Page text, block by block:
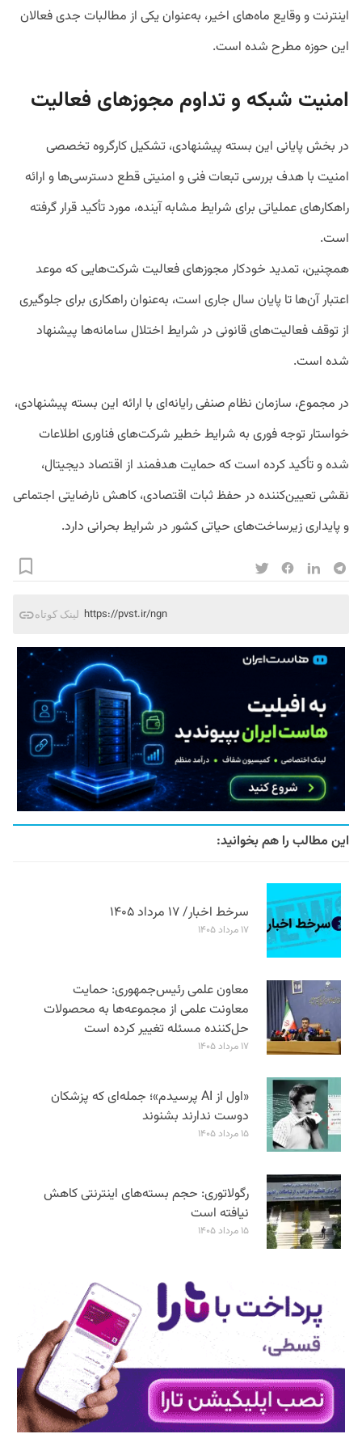
اینترنت و وقایع ماه‌های اخیر، به‌عنوان یکی از مطالبات جدی فعالان
این حوزه مطرح شده است.
امنیت شبکه و تداوم مجوزهای فعالیت
در بخش پایانی این بسته پیشنهادی، تشکیل کارگروه تخصصی
امنیت با هدف بررسی تبعات فنی و امنیتی قطع دسترسی‌ها و ارائه
راهکارهای عملیاتی برای شرایط مشابه آینده، مورد تأکید قرار گرفته
است.
همچنین، تمدید خودکار مجوزهای فعالیت شرکت‌هایی که موعد
اعتبار آن‌ها تا پایان سال جاری است، به‌عنوان راهکاری برای جلوگیری
از توقف فعالیت‌های قانونی در شرایط اختلال سامانه‌ها پیشنهاد
شده است.
در مجموع، سازمان نظام صنفی رایانه‌ای با ارائه این بسته پیشنهادی،
خواستار توجه فوری به شرایط خطیر شرکت‌های فناوری اطلاعات
شده و تأکید کرده است که حمایت هدفمند از اقتصاد دیجیتال،
نقشی تعیین‌کننده در حفظ ثبات اقتصادی، کاهش نارضایتی اجتماعی
و پایداری زیرساخت‌های حیاتی کشور در شرایط بحرانی دارد.
لینک کوتاه https://pvst.ir/ngn
این مطالب را هم بخوانید:
سرخط اخبار/ ۱۷ مرداد ۱۴۰۵
۱۷ مرداد ۱۴۰۵
معاون علمی رئیس‌جمهوری: حمایت
معاونت علمی از مجموعه‌ها به محصولات
حل‌کننده مسئله تغییر کرده است
۱۷ مرداد ۱۴۰۵
«اول از AI پرسیدم»؛ جمله‌ای که پزشکان
دوست ندارند بشنوند
۱۵ مرداد ۱۴۰۵
رگولاتوری: حجم بسته‌های اینترنتی کاهش
نیافته است
۱۵ مرداد ۱۴۰۵